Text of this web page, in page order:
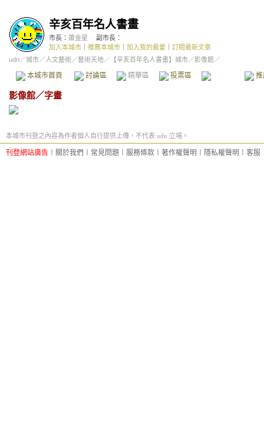
辛亥百年名人書畫
市長： 蕭金星
副市長：
加入本城市
推薦本城市 加入我的最愛
訂閱最新文章
udn／城市／人文藝術／藝術天地／ 【辛亥百年名人書畫】城市／影像館／
本城市首頁 討論區 精華區 投票區 影像館
影像館／字畫
本城市刊登之內容為作者個人自行提供上傳，不代表 udn 立場。
刊登網站廣告 關於我們 常見問題 服務條款 著作權聲明 隱私權聲明 客服